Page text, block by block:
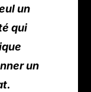
un
qui
un